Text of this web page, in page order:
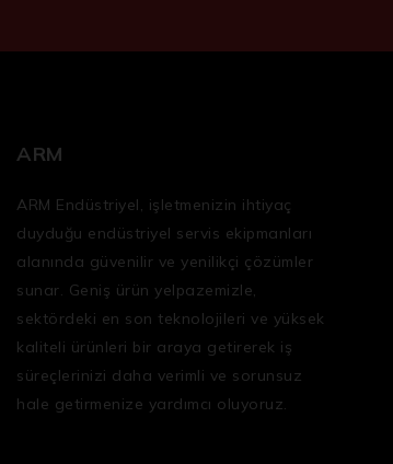
ARM
ARM Endüstriyel, işletmenizin ihtiyaç
duyduğu endüstriyel servis ekipmanları
alanında güvenilir ve yenilikçi çözümler
sunar. Geniş ürün yelpazemizle,
sektördeki en son teknolojileri ve yüksek
kaliteli ürünleri bir araya getirerek iş
süreçlerinizi daha verimli ve sorunsuz
hale getirmenize yardımcı oluyoruz.